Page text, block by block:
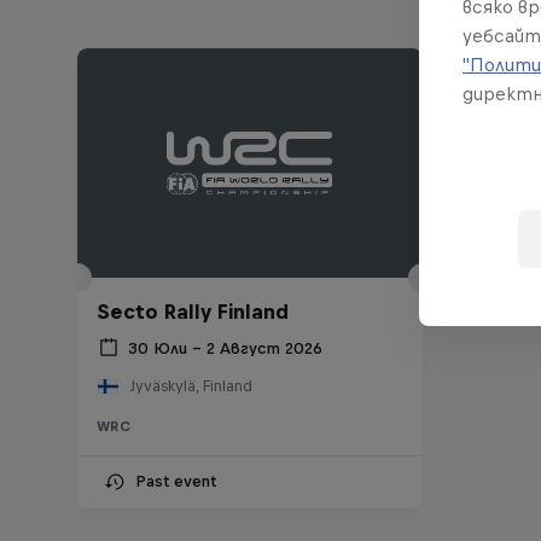
Secto Rally Finland
30 Юли – 2 Август 2026
Jyväskylä, Finland
WRC
Past event
всяко